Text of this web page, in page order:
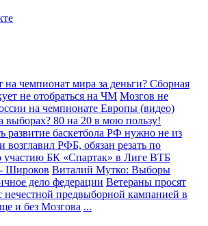
на чемпионат мира за деньги? Сборная
не отобраться на ЧМ Мозгов не
на чемпионате Европы (видео)
выборах? 80 на 20 в мою пользу!
развитие баскетбола РФ нужно не из
возглавил РФБ, обязан резать по
участию БК «Спартак» в Лиге ВТБ
- Широков Виталий Мутко: Выборы
дело федерации Ветераны просят
нечестной предвыборной кампанией в
и без Мозгова ...